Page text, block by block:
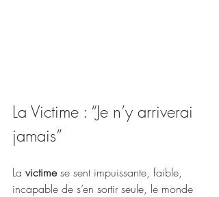
La Victime : “Je n’y arriverai
jamais”
La victime se sent impuissante, faible,
incapable de s’en sortir seule, le monde